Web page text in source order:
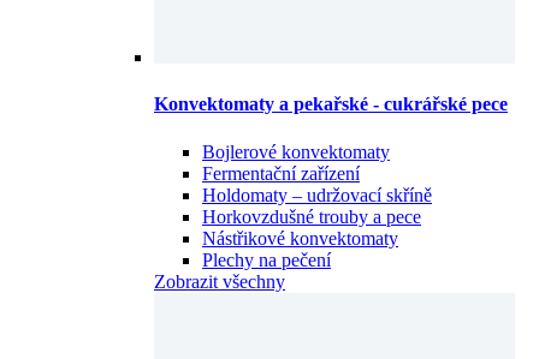
Konvektomaty a pekařské - cukrářské pece
Bojlerové konvektomaty
Fermentační zařízení
Holdomaty – udržovací skříně
Horkovzdušné trouby a pece
Nástřikové konvektomaty
Plechy na pečení
Zobrazit všechny